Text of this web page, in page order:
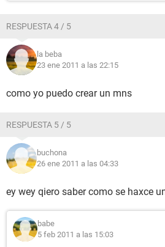
RESPUESTA 4 / 5
la beba
23 ene 2011 a las 22:15
como yo puedo crear un mns
RESPUESTA 5 / 5
buchona
26 ene 2011 a las 04:33
ey wey qiero saber como se haxce
babe
5 feb 2011 a las 15:03